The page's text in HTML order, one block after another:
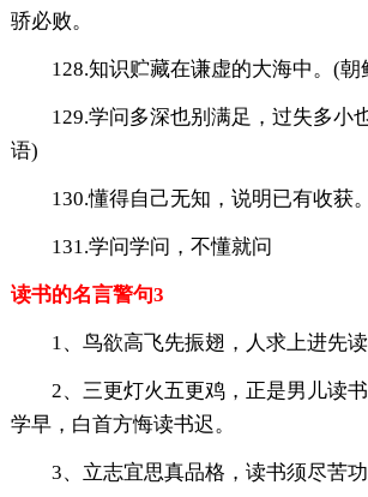
骄必败。
128.知识贮藏在谦虚的大海中。(朝
129.学问多深也别满足，过失多小
语)
130.懂得自己无知，说明已有收获
131.学问学问，不懂就问
读书的名言警句3
1、鸟欲高飞先振翅，人求上进先读
2、三更灯火五更鸡，正是男儿读书
学早，白首方悔读书迟。
3、立志宜思真品格，读书须尽苦功